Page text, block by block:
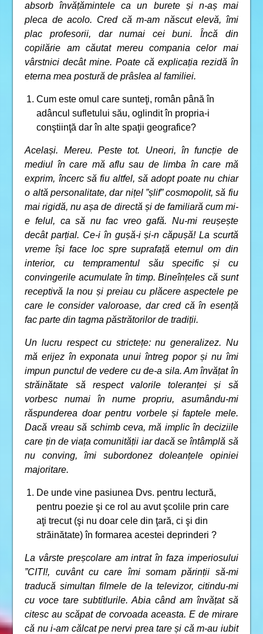
absorb învățămintele ca un burete și n-aș mai
pleca de acolo. Cred că m-am născut elevă, îmi
plac profesorii, dar numai cei buni. Încă din
copilărie am căutat mereu compania celor mai
vârstnici decât mine. Poate că explicația rezidă în
eterna mea postură de prâslea al familiei.
Cum este omul care sunteţi, român până în
adâncul sufletului său, oglindit în propria-i
conştiinţă dar în alte spaţii geografice?
Același. Mereu. Peste tot. Uneori, în funcție de
mediul în care mă aflu sau de limba în care mă
exprim, încerc să fiu altfel, să adopt poate nu chiar
o altă personalitate, dar nițel ”șlif” cosmopolit, să fiu
mai rigidă, nu așa de directă și de familiară cum mi-
e felul, ca să nu fac vreo gafă. Nu-mi reușește
decât parțial. Ce-i în gușă-i și-n căpușă! La scurtă
vreme își face loc spre suprafață eternul om din
interior, cu tempramentul său specific și cu
convingerile acumulate în timp. Bineînțeles că sunt
receptivă la nou și preiau cu plăcere aspectele pe
care le consider valoroase, dar cred că în esență
fac parte din tagma păstrătorilor de tradiții.
Un lucru respect cu strictețe: nu generalizez. Nu
mă erijez în exponata unui întreg popor și nu îmi
impun punctul de vedere cu de-a sila. Am învățat în
străinătate să respect valorile toleranței și să
vorbesc numai în nume propriu, asumându-mi
răspunderea doar pentru vorbele și faptele mele.
Dacă vreau să schimb ceva, mă implic în deciziile
care țin de viața comunității iar dacă se întâmplă să
nu conving, îmi subordonez doleanțele opiniei
majoritare.
De unde vine pasiunea Dvs. pentru lectură,
pentru poezie şi ce rol au avut şcolile prin care
aţi trecut (şi nu doar cele din ţară, ci şi din
străinătate) în formarea acestei deprinderi ?
La vârste preșcolare am intrat în faza imperiosului
”CITI!, cuvânt cu care îmi somam părinții să-mi
traducă simultan filmele de la televizor, citindu-mi
cu voce tare subtitlurile. Abia când am învățat să
citesc au scăpat de corvoada aceasta. E de mirare
că nu i-am călcat pe nervi prea tare și că m-au iubit